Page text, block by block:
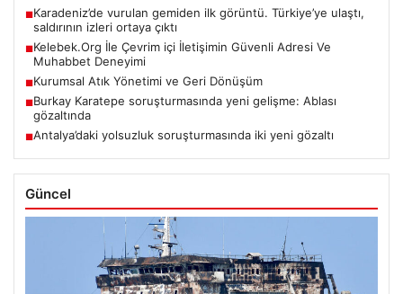
■Karadeniz’de vurulan gemiden ilk görüntü. Türkiye’ye ulaştı,
saldırının izleri ortaya çıktı
■Kelebek.Org İle Çevrim içi İletişimin Güvenli Adresi Ve
Muhabbet Deneyimi
■Kurumsal Atık Yönetimi ve Geri Dönüşüm
■Burkay Karatepe soruşturmasında yeni gelişme: Ablası
gözaltında
■Antalya’daki yolsuzluk soruşturmasında iki yeni gözaltı
Güncel